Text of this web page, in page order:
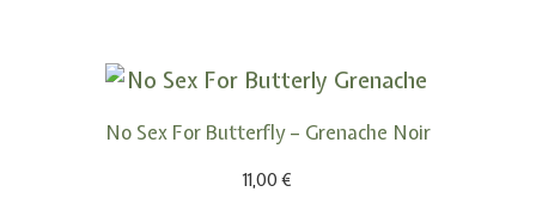
No Sex For Butterfly – Grenache Noir
11,00€